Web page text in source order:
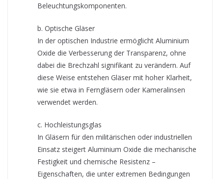
Beleuchtungskomponenten.
b. Optische Gläser
In der optischen Industrie ermöglicht Aluminium
Oxide die Verbesserung der Transparenz, ohne
dabei die Brechzahl signifikant zu verändern. Auf
diese Weise entstehen Gläser mit hoher Klarheit,
wie sie etwa in Ferngläsern oder Kameralinsen
verwendet werden.
c. Hochleistungsglas
In Gläsern für den militärischen oder industriellen
Einsatz steigert Aluminium Oxide die mechanische
Festigkeit und chemische Resistenz –
Eigenschaften, die unter extremen Bedingungen